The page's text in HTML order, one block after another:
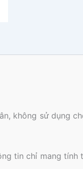
không sử dụng
tin chỉ mang tính